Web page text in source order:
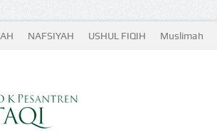
NAFSIYAH USHUL FIQIH Muslimah